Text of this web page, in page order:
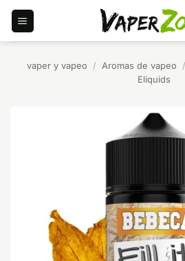
Saltar
contenido
vaper y vapeo / Aromas de vapeo /
Eliquids